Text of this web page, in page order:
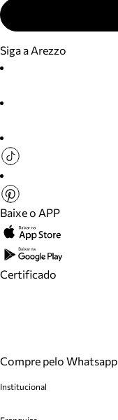
Siga a Arezzo
Baixe o APP
Certificado
Compre pelo Whatsapp
Institucional